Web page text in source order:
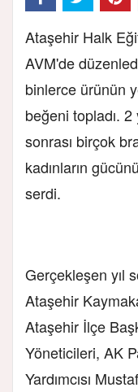
Ataşehir Halk
AVM'de
binlerce ürünün
beğeni topladı. 2
sonrası birçok
kadınların
serdi.
Gerçekleşen yıl
Ataşehir
Ataşehir İlçe
Yöneticileri, AK
Yardımcısı